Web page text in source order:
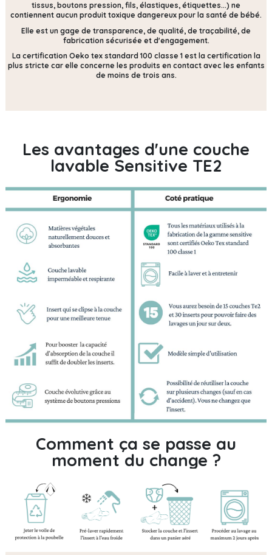
tissus, boutons pression, fils, élastiques, étiquettes...) ne
contiennent aucun produit toxique dangereux pour la santé de bébé.
Elle est un gage de transparence, de qualité, de traçabilité, de
fabrication sécurisée et d'engagement.
La certification Oeko tex standard 100 classe 1 est la certification la
plus stricte car elle concerne les produits en contact avec les enfants
de moins de trois ans.
Les avantages d'une couche
lavable Sensitive TE2
Comment ça se passe au
moment du change ?